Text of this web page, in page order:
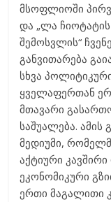
მსოფლიოში
და „ლა
შემოსვლის“
განვითარება
სხვა
ყველაფერთან
მთავარი
საშუალება. ამის
მედიუმი,
აქტიური კავშირი
ეკონომიკური
ერთი მაგალითი